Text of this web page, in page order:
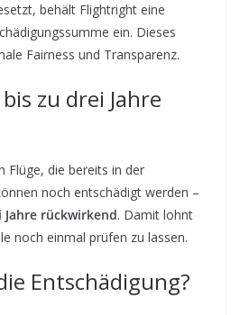
behält Flightright eine
ein. Dieses
Fairness und Transparenz.
zu drei Jahre
Flüge, die bereits in der
noch entschädigt werden –
Jahre rückwirkend. Damit lohnt
noch einmal prüfen zu lassen.
Entschädigung?